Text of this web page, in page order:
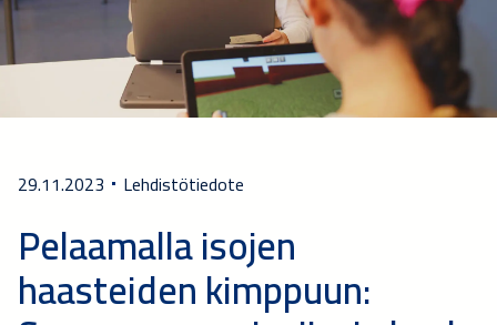
29.11.2023 Lehdistötiedote
Pelaamalla isojen
haasteiden kimppuun: